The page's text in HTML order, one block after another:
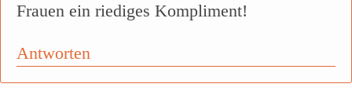
Frauen ein riediges Kompliment!
Antworten